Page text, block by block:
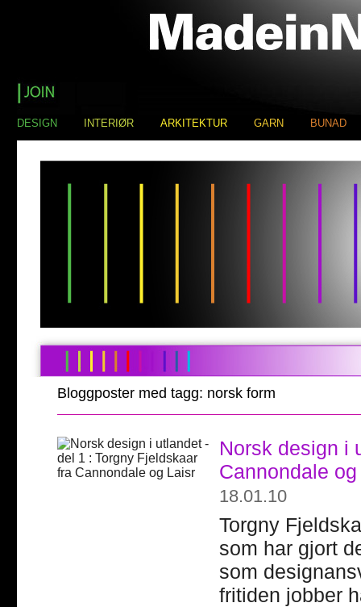
DESIGN INTERIØR ARKITEKTUR GARN BUNAD
Bloggposter med tagg: norsk form
Norsk design i
Cannondale
18.01.10
Torgny
som har gjort
som
fritiden jobber